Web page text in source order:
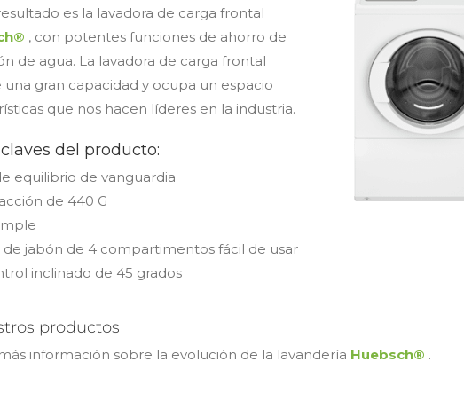
es la lavadora de carga frontal
, con potentes funciones de ahorro de
de agua. La lavadora de carga frontal
una gran capacidad y ocupa un espacio
que nos hacen líderes en la industria.
del producto:
equilibrio de vanguardia
de 440 G
de jabón de 4 compartimentos fácil de usar
inclinado de 45 grados
productos
información sobre la evolución de la lavandería Huebsch® .